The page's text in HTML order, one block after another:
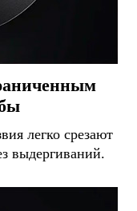
легко срезают
выдергиваний.